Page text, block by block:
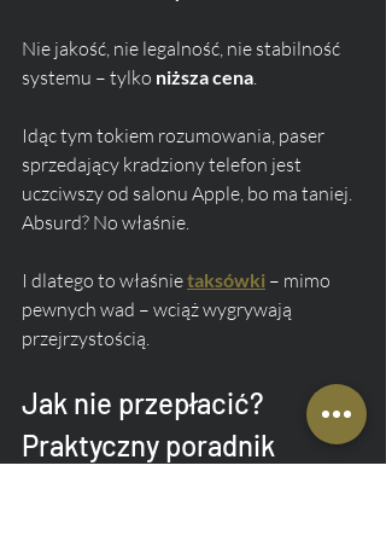
Nie jakość, nie legalność, nie stabilność
systemu – tylko niższa cena.
Idąc tym tokiem rozumowania, paser
sprzedający kradziony telefon jest
uczciwszy od salonu Apple, bo ma taniej.
Absurd? No właśnie.
I dlatego to właśnie taksówki – mimo
pewnych wad – wciąż wygrywają
przejrzystością.
Jak nie przepłacić?
Praktyczny poradnik